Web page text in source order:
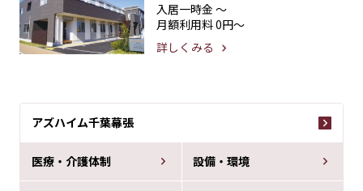
アズハイム千葉幕張
医療・介護体制 設備・環境
入居一時金 〜
月額利用料0円〜
詳しくみる